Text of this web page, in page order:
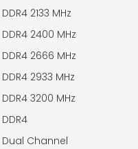
DDR4 2133 MHz
DDR4 2400 MHz
DDR4 2666 MHz
DDR4 2933 MHz
DDR4 3200 MHz
DDR4
Dual Channel